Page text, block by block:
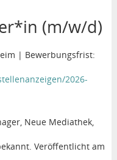
(m/w/d)
| Bewerbungsfrist:
2026-
Neue Mediathek,
Veröffentlicht am